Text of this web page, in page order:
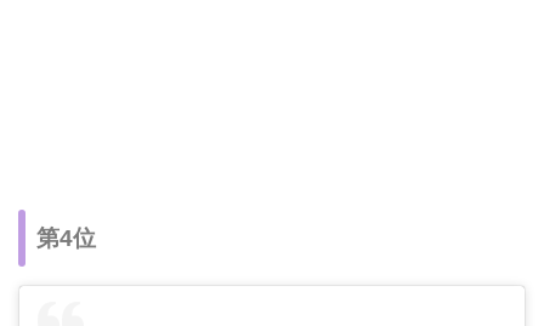
第4位